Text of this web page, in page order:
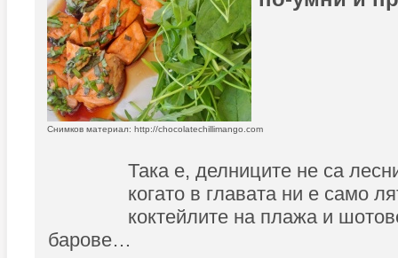
Снимков материал: http://chocolatechillimango.com
Така е, делниците не са
когато в главата ни е само
коктейлите на плажа и
барове…